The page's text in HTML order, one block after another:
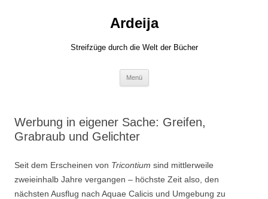
Ardeija
Streifzüge durch die Welt der Bücher
Menü
Werbung in eigener Sache: Greifen,
Grabraub und Gelichter
Seit dem Erscheinen von Tricontium sind mittlerweile
zweieinhalb Jahre vergangen – höchste Zeit also, den
nächsten Ausflug nach Aquae Calicis und Umgebung zu